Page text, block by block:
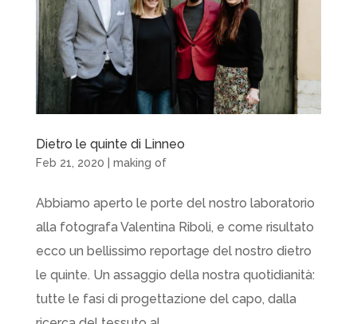
Dietro le quinte di Linneo
Feb 21, 2020 making of
Abbiamo aperto le porte del nostro laboratorio
alla fotografa Valentina Riboli, e come risultato
ecco un bellissimo reportage del nostro dietro
le quinte. Un assaggio della nostra quotidianità:
tutte le fasi di progettazione del capo, dalla